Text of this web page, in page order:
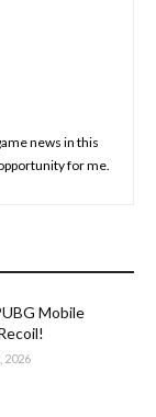
news in this
for me.
Mobile
2026